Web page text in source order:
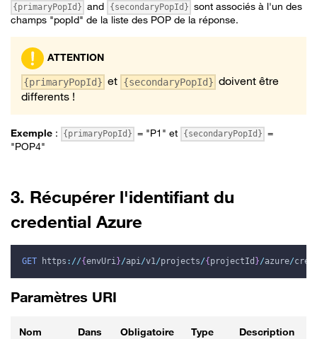
{primaryPopId} and {secondaryPopId} sont associés à l'un des
champs "popId" de la liste des POP de la réponse.
ATTENTION
{primaryPopId} et {secondaryPopId} doivent être
differents !
Exemple : {primaryPopId} = "P1" et {secondaryPopId} =
"POP4"
3. Récupérer l'identifiant du
credential Azure
GET https : //{envUri}/api/v1/projects/{ projectId }/azure/
Paramètres URI
Nom Dans Obligatoire Type Description